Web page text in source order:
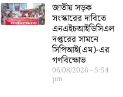
জাতীয় সড়ক
সংস্কারের দাবিতে
এনএইচআইডিসিএল
দপ্তরের সামনে
সিপিআই(এম)-এর
গণবিক্ষোভ
06/08/2026 5:54
pm